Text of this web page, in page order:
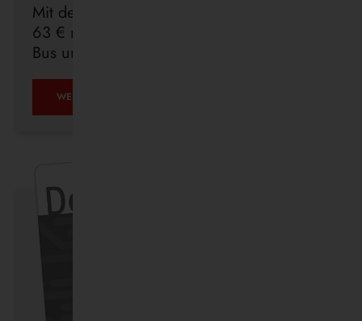
Mit dem Deutschlandticket sind Sie für
63 € monatlich in ganz Deutschland mit
Bus und Bahn unterwegs.
WEITERLESEN …